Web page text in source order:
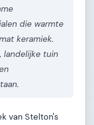
die warmte
keramiek.
landelijke tuin
van Stelton's